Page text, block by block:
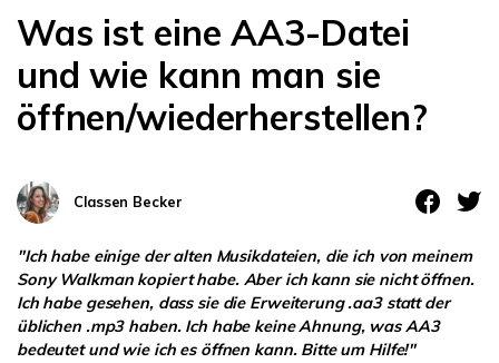
Lösungen
Shop
Recoverit für Windows
KI
Kostenlos Testen
Recoverit für Mac
wiederherstellen
Kostenlos Testen
Wiederherstellung von Laufwerken
Gel?schte Medien wiederherstellen
Dokumente wiederherstellen
Datenverlust-Szenarien
Warum Recoverit
Kundengeschichten
Aktuelles Thema
search
Was ist eine AA3-Datei
und wie kann man sie
öffnen/wiederherstellen?
Classen Becker
"Ich habe einige der alten Musikdateien, die ich von meinem
Sony Walkman kopiert habe. Aber ich kann sie nicht öffnen.
Ich habe gesehen, dass sie die Erweiterung .aa3 statt der
üblichen .mp3 haben. Ich habe keine Ahnung, was AA3
bedeutet und wie ich es öffnen kann. Bitte um Hilfe!"